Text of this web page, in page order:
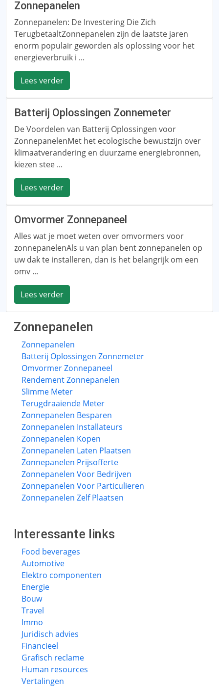
Zonnepanelen
Zonnepanelen: De Investering Die Zich
TerugbetaaltZonnepanelen zijn de laatste jaren
enorm populair geworden als oplossing voor het
energieverbruik i ...
Lees verder
Batterij Oplossingen Zonnemeter
De Voordelen van Batterij Oplossingen voor
ZonnepanelenMet het ecologische bewustzijn over
klimaatverandering en duurzame energiebronnen,
kiezen stee ...
Lees verder
Omvormer Zonnepaneel
Alles wat je moet weten over omvormers voor
zonnepanelenAls u van plan bent zonnepanelen op
uw dak te installeren, dan is het belangrijk om een ​​
omv ...
Lees verder
Zonnepanelen
Zonnepanelen
Batterij Oplossingen Zonnemeter
Omvormer Zonnepaneel
Rendement Zonnepanelen
Slimme Meter
Terugdraaiende Meter
Zonnepanelen Besparen
Zonnepanelen Installateurs
Zonnepanelen Kopen
Zonnepanelen Laten Plaatsen
Zonnepanelen Prijsofferte
Zonnepanelen Voor Bedrijven
Zonnepanelen Voor Particulieren
Zonnepanelen Zelf Plaatsen
Interessante links
Food beverages
Automotive
Elektro componenten
Energie
Bouw
Travel
Immo
Juridisch advies
Financieel
Grafisch reclame
Human resources
Vertalingen